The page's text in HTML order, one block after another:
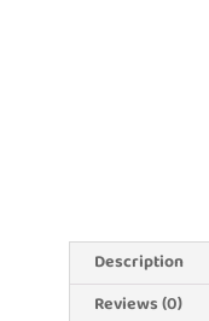
Description
Reviews (0)